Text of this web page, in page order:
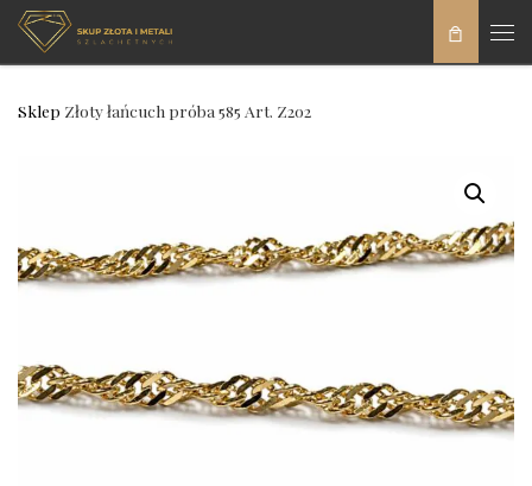
Skip to content
Sklep Złoty łańcuch próba 585 Art. Z202